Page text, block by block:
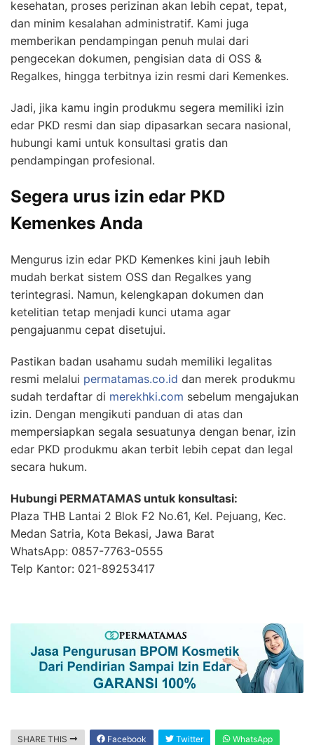
kesehatan, proses perizinan akan lebih cepat, tepat,
dan minim kesalahan administratif. Kami juga
memberikan pendampingan penuh mulai dari
pengecekan dokumen, pengisian data di OSS &
Regalkes, hingga terbitnya izin resmi dari Kemenkes.
Jadi, jika kamu ingin produkmu segera memiliki izin
edar PKD resmi dan siap dipasarkan secara nasional,
hubungi kami untuk konsultasi gratis dan
pendampingan profesional.
Segera urus izin edar PKD
Kemenkes Anda
Mengurus izin edar PKD Kemenkes kini jauh lebih
mudah berkat sistem OSS dan Regalkes yang
terintegrasi. Namun, kelengkapan dokumen dan
ketelitian tetap menjadi kunci utama agar
pengajuanmu cepat disetujui.
Pastikan badan usahamu sudah memiliki legalitas
resmi melalui permatamas.co.id dan merek produkmu
sudah terdaftar di merekhki.com sebelum mengajukan
izin. Dengan mengikuti panduan di atas dan
mempersiapkan segala sesuatunya dengan benar, izin
edar PKD produkmu akan terbit lebih cepat dan legal
secara hukum.
Hubungi PERMATAMAS untuk konsultasi:
Plaza THB Lantai 2 Blok F2 No.61, Kel. Pejuang, Kec.
Medan Satria, Kota Bekasi, Jawa Barat
WhatsApp: 0857-7763-0555
Telp Kantor: 021-89253417
SHARE THIS Facebook Twitter WhatsApp